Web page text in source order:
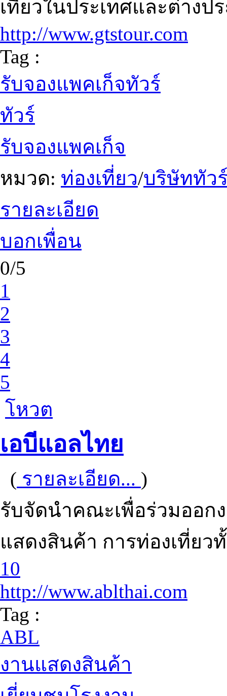
เที่ยวในประเทศและต่างป
http://www.gtstour.com
Tag :
รับจองแพคเก็จทัวร์
ทัวร์
รับจองแพคเก็จ
หมวด: ท่องเที่ยว/บริษัททัว
รายละเอียด
บอกเพื่อน
0/5
1
2
3
4
5
โหวต
เอบีแอลไทย
( รายละเอียด... )
รับจัดนำคณะเพื่อร่วมออก
แสดงสินค้า การท่องเที่ยว
10
http://www.ablthai.com
Tag :
ABL
งานแสดงสินค้า